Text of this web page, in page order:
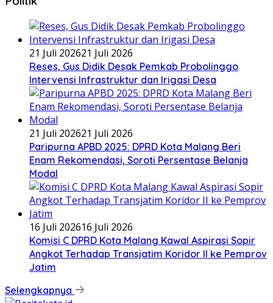
21 Juli 202621 Juli 2026
Reses, Gus Didik Desak Pemkab Probolinggo
Intervensi Infrastruktur dan Irigasi Desa
21 Juli 202621 Juli 2026
Paripurna APBD 2025: DPRD Kota Malang Beri
Enam Rekomendasi, Soroti Persentase Belanja
Modal
16 Juli 202616 Juli 2026
Komisi C DPRD Kota Malang Kawal Aspirasi Sopir
Angkot Terhadap Transjatim Koridor II ke Pemprov
Jatim
Selengkapnya